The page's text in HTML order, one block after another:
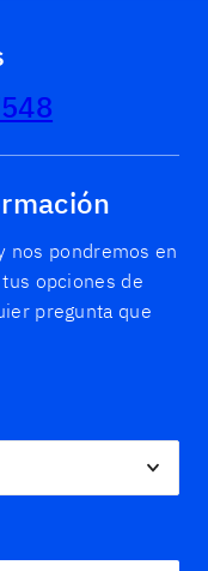
nos pondremos en
opciones de
pregunta que